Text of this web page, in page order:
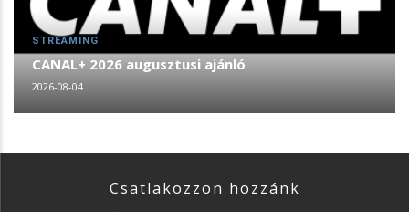
STREAMING
CANAL+ 2026 augusztusi ajánló
2026-08-04
Csatlakozzon hozzánk